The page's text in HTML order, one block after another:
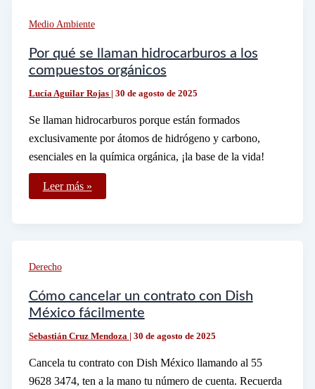
México
SA
CV
en
su
web
Medio Ambiente
Por qué se llaman hidrocarburos a los
compuestos orgánicos
Lucía Aguilar Rojas | 30 de agosto de 2025
Se llaman hidrocarburos porque están formados
exclusivamente por átomos de hidrógeno y carbono,
esenciales en la química orgánica, ¡la base de la vida!
Por
qué
compuestos
orgánicos
Leer más »
Derecho
Cómo cancelar un contrato con Dish
México fácilmente
Sebastián Cruz Mendoza | 30 de agosto de 2025
Cancela tu contrato con Dish México llamando al 55
9628 3474, ten a la mano tu número de cuenta. Recuerda